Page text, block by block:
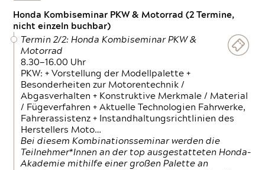
Honda Kombiseminar PKW & Motorrad (2 Termine,
nicht einzeln buchbar)
Termin 2/2: Honda Kombiseminar PKW &
Motorrad
8.30—16.00 Uhr
PKW: + Vorstellung der Modellpalette +
Besonderheiten zur Motorentechnik /
Abgasverhalten + Konstruktive Merkmale / Material
/ Fügeverfahren + Aktuelle Technologien Fahrwerke,
Fahrerassistenz + Instandhaltungsrichtlinien des
Herstellers Moto…
Bei diesem Kombinationsseminar werden die
Teilnehmer*Innen an der top ausgestatteten Honda-
Akademie mithilfe einer großen Palette an